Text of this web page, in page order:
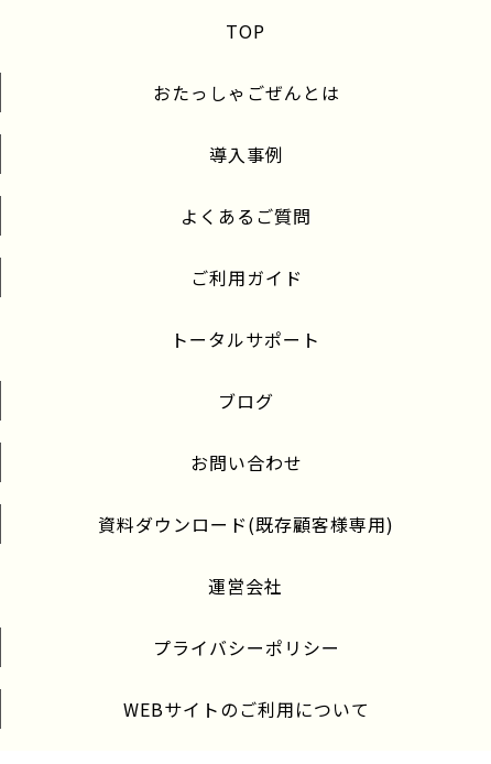
TOP
おたっしゃごぜんとは
導入事例
よくあるご質問
ご利用ガイド
トータルサポート
ブログ
お問い合わせ
資料ダウンロード(既存顧客様専用)
運営会社
プライバシーポリシー
WEBサイトのご利用について